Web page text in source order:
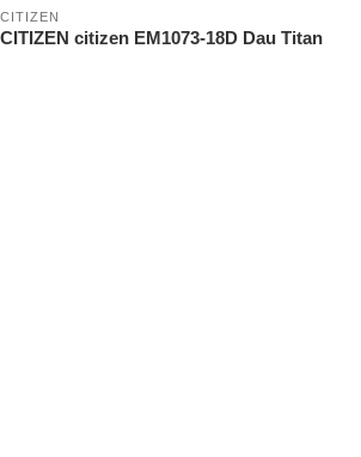
CITIZEN
CITIZEN citizen EM1073-18D Dau Titan